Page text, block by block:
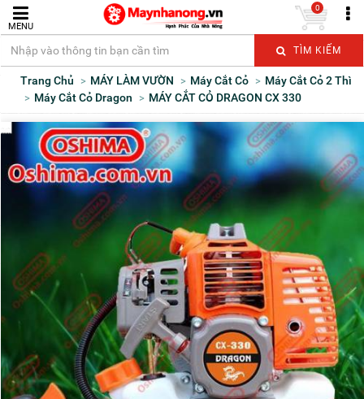
MENU
TÌM KIẾM
0
Trang Chủ MÁY LÀM VƯỜN Máy Cắt Cỏ
Máy Cắt Cỏ 2 Thì
Máy Cắt Cỏ Dragon
MÁY CẮT CỎ DRAGON CX 330